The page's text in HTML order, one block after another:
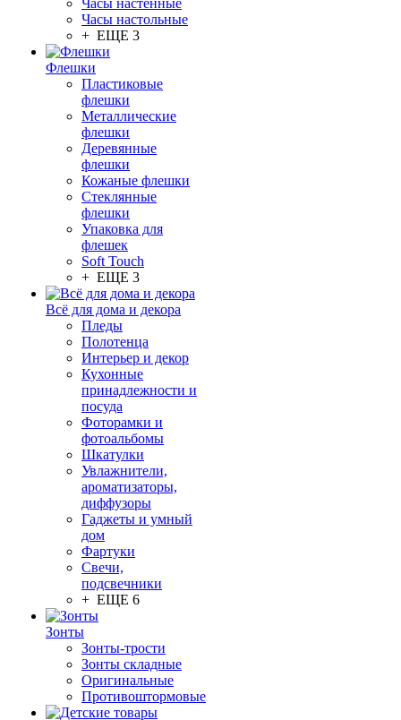
Часы настенные
Часы настольные
+ ЕЩЕ 3
Флешки
Пластиковые
флешки
Металлические
флешки
Деревянные
флешки
Кожаные флешки
Стеклянные
флешки
Упаковка для
флешек
Soft Touch
+ ЕЩЕ 3
Всё для дома и декора
Пледы
Полотенца
Интерьер и декор
Кухонные
принадлежности и
посуда
Фоторамки и
фотоальбомы
Шкатулки
Увлажнители,
ароматизаторы,
диффузоры
Гаджеты и умный
дом
Фартуки
Свечи,
подсвечники
+ ЕЩЕ 6
Зонты
Зонты-трости
Зонты складные
Оригинальные
Противоштормовые